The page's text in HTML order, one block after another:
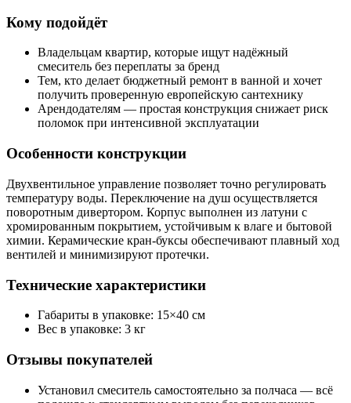
Кому подойдёт
Владельцам квартир, которые ищут надёжный
смеситель без переплаты за бренд
Тем, кто делает бюджетный ремонт в ванной и хочет
получить проверенную европейскую сантехнику
Арендодателям — простая конструкция снижает риск
поломок при интенсивной эксплуатации
Особенности конструкции
Двухвентильное управление позволяет точно регулировать
температуру воды. Переключение на душ осуществляется
поворотным дивертором. Корпус выполнен из латуни с
хромированным покрытием, устойчивым к влаге и бытовой
химии. Керамические кран-буксы обеспечивают плавный ход
вентилей и минимизируют протечки.
Технические характеристики
Габариты в упаковке: 15×40 см
Вес в упаковке: 3 кг
Отзывы покупателей
Установил смеситель самостоятельно за полчаса — всё